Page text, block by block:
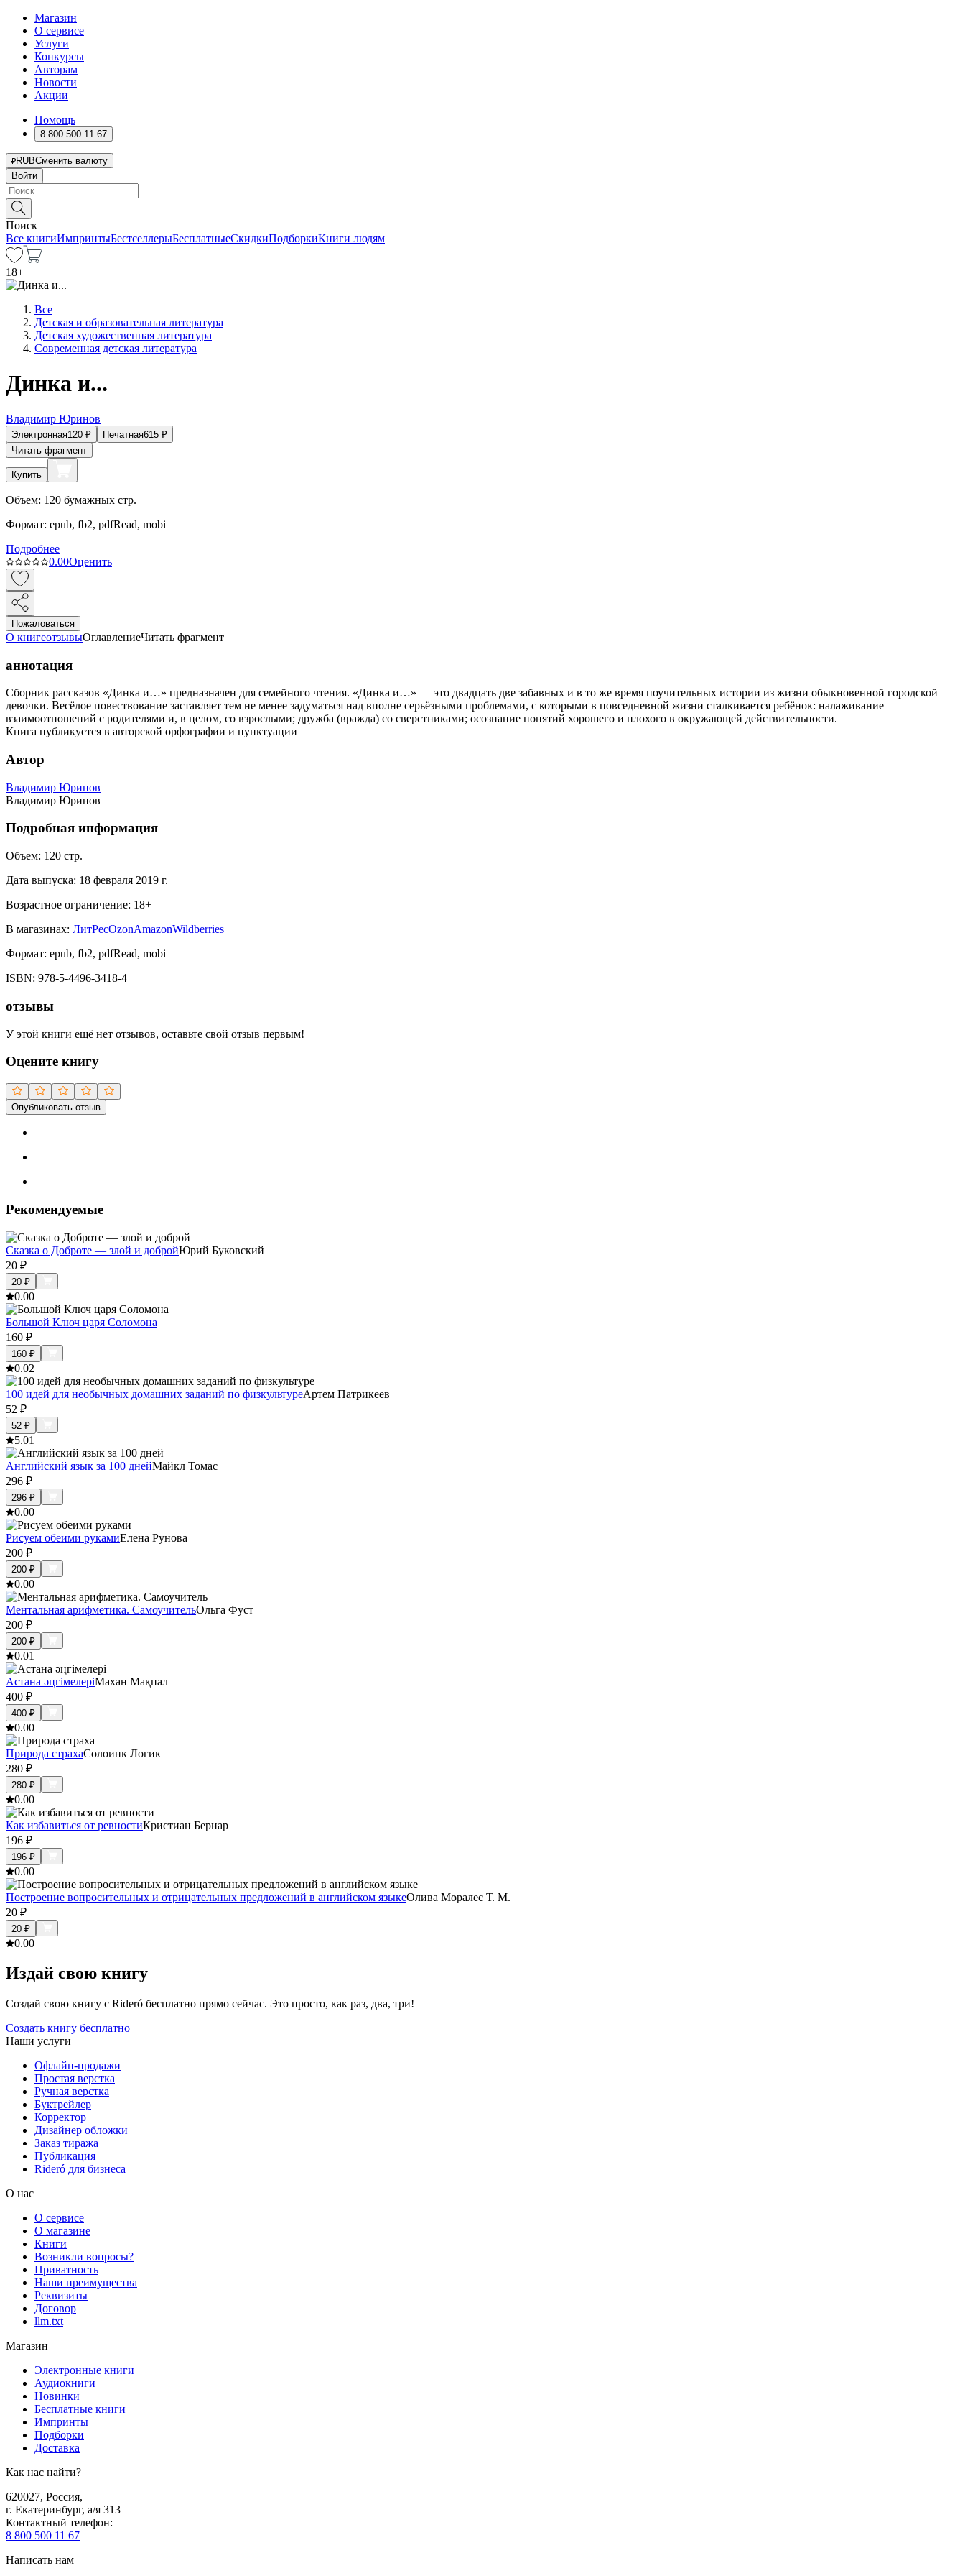
Магазин
О сервисе
Услуги
Конкурсы
Авторам
Новости
Акции
Помощь
8 800 500 11 67
RUBСменить валюту
Войти
Поиск
Все книгиИмпринтыБестселлерыБесплатныеСкидкиПодборкиКниги людям
18+
Все
Детская и образовательная литература
Детская художественная литература
Современная детская литература
Динка и...
Владимир Юринов
Электронная120 ₽ Печатная615 ₽
Читать фрагмент
Купить
Объем: 120 бумажных стр.
Формат: epub, fb2, pdfRead, mobi
Подробнее
0.00Оценить
Пожаловаться
О книгеотзывыОглавлениеЧитать фрагмент
аннотация
Сборник рассказов «Динка и…» предназначен для семейного чтения. «Динка и…» — это двадцать две забавных и в то же время поучительных истории из жизни обыкновенной городской
девочки. Весёлое повествование заставляет тем не менее задуматься над вполне серьёзными проблемами, с которыми в повседневной жизни сталкивается ребёнок: налаживание
взаимоотношений с родителями и, в целом, со взрослыми; дружба (вражда) со сверстниками; осознание понятий хорошего и плохого в окружающей действительности.
Книга публикуется в авторской орфографии и пунктуации
Автор
Владимир Юринов
Владимир Юринов
Подробная информация
Объем: 120 стр.
Дата выпуска: 18 февраля 2019 г.
Возрастное ограничение: 18+
В магазинах: ЛитРесOzonAmazonWildberries
Формат: epub, fb2, pdfRead, mobi
ISBN: 978-5-4496-3418-4
отзывы
У этой книги ещё нет отзывов, оставьте свой отзыв первым!
Оцените книгу
Опубликовать отзыв
Рекомендуемые
Сказка о Доброте — злой и добройЮрий Буковский
20 ₽
20 ₽
0.00
Большой Ключ царя Соломона
160 ₽
160 ₽
0.02
100 идей для необычных домашних заданий по физкультуреАртем Патрикеев
52 ₽
52 ₽
5.01
Английский язык за 100 днейМайкл Томас
296 ₽
296 ₽
0.00
Рисуем обеими рукамиЕлена Рунова
200 ₽
200 ₽
0.00
Ментальная арифметика. СамоучительОльга Фуст
200 ₽
200 ₽
0.01
Астана әңгімелеріМахан Мақпал
400 ₽
400 ₽
0.00
Природа страхаСолоинк Логик
280 ₽
280 ₽
0.00
Как избавиться от ревностиКристиан Бернар
196 ₽
196 ₽
0.00
Построение вопросительных и отрицательных предложений в английском языкеОлива Моралес Т. М.
20 ₽
20 ₽
0.00
Издай свою книгу
Создай свою книгу с Rideró бесплатно прямо сейчас. Это просто, как раз, два, три!
Создать книгу бесплатно
Наши услуги
Офлайн-продажи
Простая верстка
Ручная верстка
Буктрейлер
Корректор
Дизайнер обложки
Заказ тиража
Публикация
Rideró для бизнеса
О нас
О сервисе
О магазине
Книги
Возникли вопросы?
Приватность
Наши преимущества
Реквизиты
Договор
llm.txt
Магазин
Электронные книги
Аудиокниги
Новинки
Бесплатные книги
Импринты
Подборки
Доставка
Как нас найти?
620027, Россия,
г. Екатеринбург, а/я 313
Контактный телефон:
8 800 500 11 67
Написать нам